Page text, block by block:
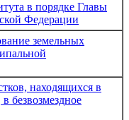
в порядке Главы
Федерации
земельных
находящихся в
безвозмездное